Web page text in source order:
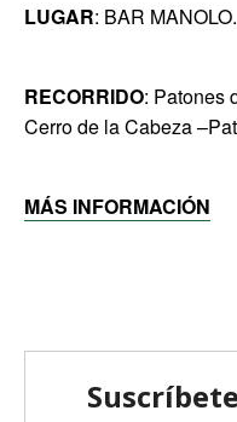
LUGAR: BAR
RECORRIDO: Patones
Cerro de la Cabeza
MÁS INFORMACIÓN